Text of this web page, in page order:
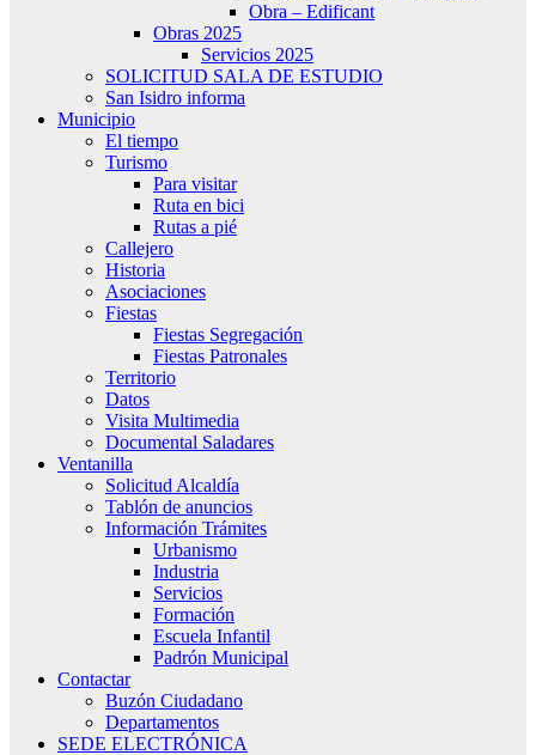
Obra – Edificant
Obras 2025
Servicios 2025
SOLICITUD SALA DE ESTUDIO
San Isidro informa
Municipio
El tiempo
Turismo
Para visitar
Ruta en bici
Rutas a pié
Callejero
Historia
Asociaciones
Fiestas
Fiestas Segregación
Fiestas Patronales
Territorio
Datos
Visita Multimedia
Documental Saladares
Ventanilla
Solicitud Alcaldía
Tablón de anuncios
Información Trámites
Urbanismo
Industria
Servicios
Formación
Escuela Infantil
Padrón Municipal
Contactar
Buzón Ciudadano
Departamentos
SEDE ELECTRÓNICA